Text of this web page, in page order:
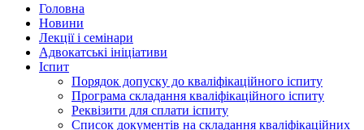
Головна
Новини
Лекції і семінари
Адвокатські ініціативи
Іспит
Порядок допуску до кваліфікаційного іспиту
Програма складання кваліфікаційного іспиту
Реквізити для сплати іспиту
Список документів на складання кваліфікаційних